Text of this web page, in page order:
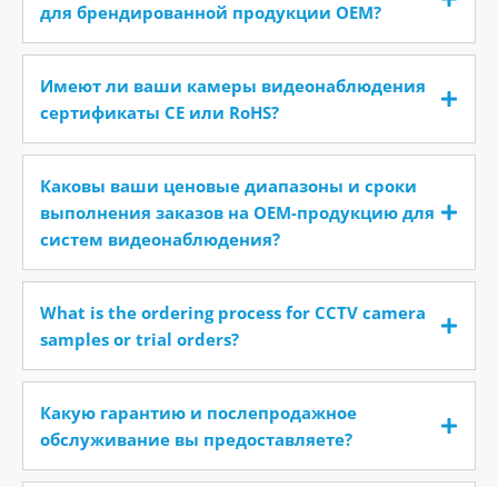
для брендированной продукции OEM?
Имеют ли ваши камеры видеонаблюдения
сертификаты CE или RoHS?
Каковы ваши ценовые диапазоны и сроки
выполнения заказов на OEM-продукцию для
систем видеонаблюдения?
What is the ordering process for CCTV camera
samples or trial orders?
Какую гарантию и послепродажное
обслуживание вы предоставляете?